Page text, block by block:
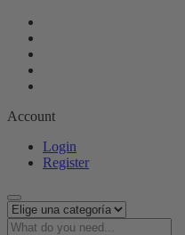
Account
Login
Register